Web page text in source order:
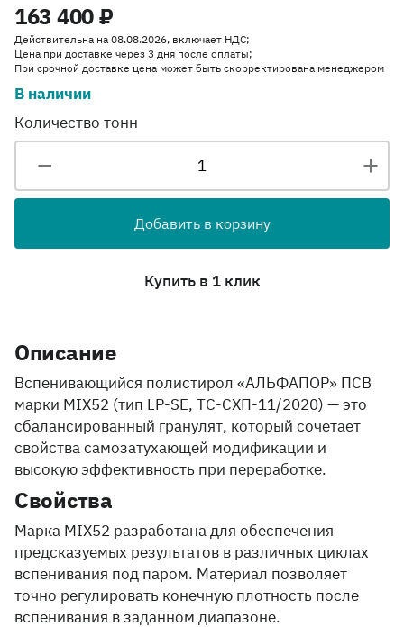
163 400 ₽
Действительна на 08.08.2026, включает НДС;
Цена при доставке через 3 дня после оплаты;
При срочной доставке цена может быть скорректирована менеджером
В наличии
Количество тонн
Добавить в корзину
Купить в 1 клик
Описание
Вспенивающийся полистирол «АЛЬФАПОР» ПСВ
марки MIX52 (тип LP-SE, ТС-СХП-11/2020) — это
сбалансированный гранулят, который сочетает
свойства самозатухающей модификации и
высокую эффективность при переработке.
Свойства
Марка MIX52 разработана для обеспечения
предсказуемых результатов в различных циклах
вспенивания под паром. Материал позволяет
точно регулировать конечную плотность после
вспенивания в заданном диапазоне.